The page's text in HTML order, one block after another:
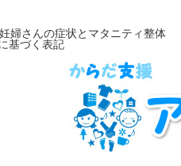
妊婦さんの症状とマタニティ整体
基づく表記